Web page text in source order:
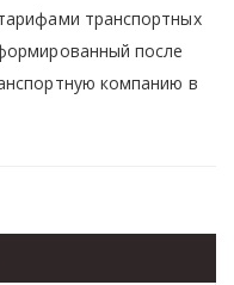
транспортных
после
компанию в